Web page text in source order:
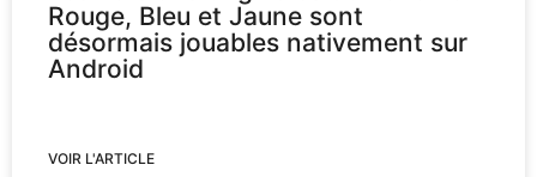
Rouge, Bleu et Jaune sont
désormais jouables nativement sur
Android
VOIR L'ARTICLE